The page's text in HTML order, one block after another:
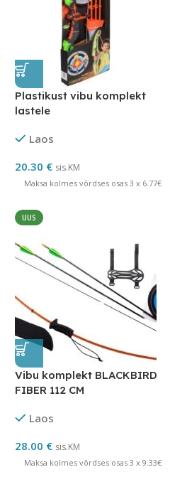
Plastikust vibu komplekt
lastele
Laos
20.30 € sis.KM
Maksa kolmes võrdses osas 3 x 6.77€
UUS
Vibu komplekt BLACKBIRD
FIBER 112 CM
Laos
28.00 € sis.KM
Maksa kolmes võrdses osas 3 x 9.33€